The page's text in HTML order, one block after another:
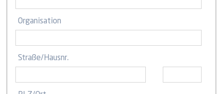
Organisation
Straße/ Hausnr.